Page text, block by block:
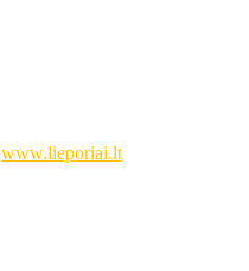
www.lieporiai.lt